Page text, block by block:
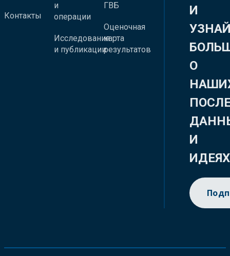
Контакты
и
операции
Исследования
и публикации
ГВБ
Оценочная
карта
результатов
И
О
И
ИДЕЯХ